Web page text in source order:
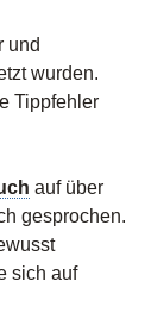
und
wurden.
Tippfehler
auf über
gesprochen.
sich auf